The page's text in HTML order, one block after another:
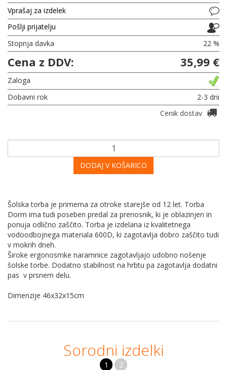
Vprašaj za izdelek
Pošlji prijatelju
Stopnja davka
22 %
Cena z DDV: 35,99 €
Zaloga
Dobavni rok
2-3 dni
Cenik dostav
DODAJ V KOŠARICO
Šolska torba je primerna za otroke starejše od 12 let. Torba
Dorm ima tudi poseben predal za prenosnik, ki je oblazinjen in
ponuja odlično zaščito. Torba je izdelana iz kvalitetnega
vodoodbojnega materiala 600D, ki zagotavlja dobro zaščito tudi
v mokrih dneh.
Široke ergonosmke naramnice zagotavljajo udobno nošenje
šolske torbe. Dodatno stabilnost na hrbtu pa zagotavlja dodatni
pas v prsnem delu.
Dimenzije 46x32x15cm
Sorodni izdelki
1 2